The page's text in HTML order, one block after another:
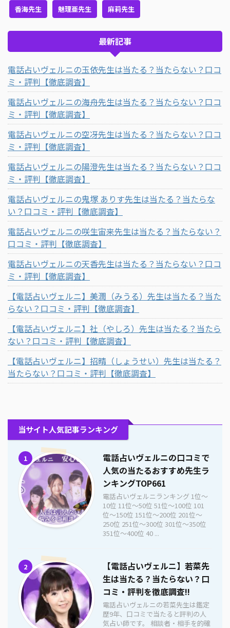
香海先生 魅理亜先生 麻莉先生
最新記事
電話占いヴェルニの玉依先生は当たる？当たらない？口コ
ミ・評判【徹底調査】
電話占いヴェルニの海舟先生は当たる？当たらない？口コ
ミ・評判【徹底調査】
電話占いヴェルニの空冴先生は当たる？当たらない？口コ
ミ・評判【徹底調査】
電話占いヴェルニの陽澄先生は当たる？当たらない？口コ
ミ・評判【徹底調査】
電話占いヴェルニの鬼塚 ありす先生は当たる？当たらな
い？口コミ・評判【徹底調査】
電話占いヴェルニの咲生宙来先生は当たる？当たらない？
口コミ・評判【徹底調査】
電話占いヴェルニの天香先生は当たる？当たらない？口コ
ミ・評判【徹底調査】
【電話占いヴェルニ】美潤（みうる）先生は当たる？当た
らない？口コミ・評判【徹底調査】
【電話占いヴェルニ】社（やしろ）先生は当たる？当たら
ない？口コミ・評判【徹底調査】
【電話占いヴェルニ】招晴（しょうせい）先生は当たる？
当たらない？口コミ・評判【徹底調査】
当サイト人気記事ランキング
1
電話占いヴェルニの口コミで
人気の当たるおすすめ先生ラ
ンキングTOP661
電話占いヴェルニランキング 1位〜
10位 11位〜50位 51位〜100位 101
位〜150位 151位〜200位 201位〜
250位 251位〜300位 301位〜350位
351位〜400位 40 ...
2
【電話占いヴェルニ】若菜先
生は当たる？当たらない？口
コミ・評判を徹底調査!!
電話占いヴェルニの若菜先生は鑑定
歴9年、口コミで当たると評判の人
気占い師です。 相談者・相手を的確